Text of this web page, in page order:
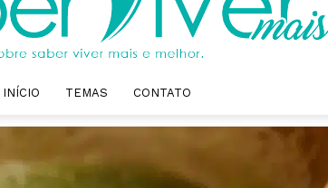
Saber
INÍCIO TEMAS CONTATO